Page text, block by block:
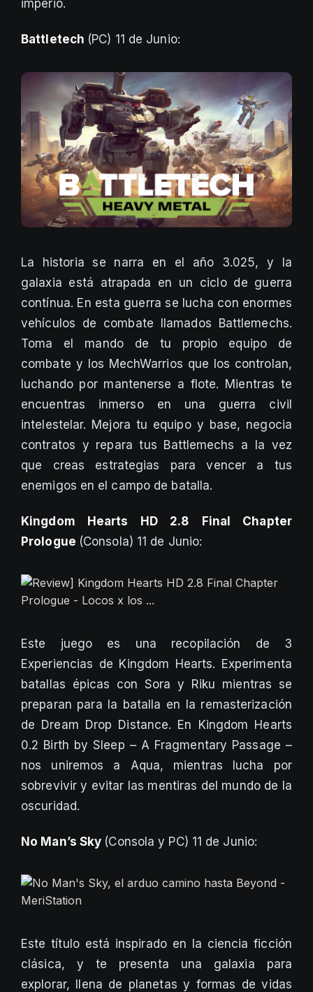
imperio.
Battletech (PC) 11 de Junio:
La historia se narra en el año 3.025, y la
galaxia está atrapada en un ciclo de guerra
contínua. En esta guerra se lucha con enormes
vehículos de combate llamados Battlemechs.
Toma el mando de tu propio equipo de
combate y los MechWarrios que los controlan,
luchando por mantenerse a flote. Mientras te
encuentras inmerso en una guerra civil
intelestelar. Mejora tu equipo y base, negocia
contratos y repara tus Battlemechs a la vez
que creas estrategias para vencer a tus
enemigos en el campo de batalla.
Kingdom Hearts HD 2.8
Final Chapter
Prologue (Consola) 11 de Junio:
Este juego es una recopilación de 3
Experiencias de Kingdom Hearts. Experimenta
batallas épicas con Sora y Riku mientras se
preparan para la batalla en la remasterización
de Dream Drop Distance. En Kingdom Hearts
0.2 Birth by Sleep – A Fragmentary Passage –
nos uniremos a Aqua, mientras lucha por
sobrevivir y evitar las mentiras del mundo de la
oscuridad.
No Man’s Sky (Consola y PC) 11 de Junio:
Este título está inspirado en la ciencia ficción
clásica, y te presenta una galaxia para
explorar, llena de planetas y formas de vidas